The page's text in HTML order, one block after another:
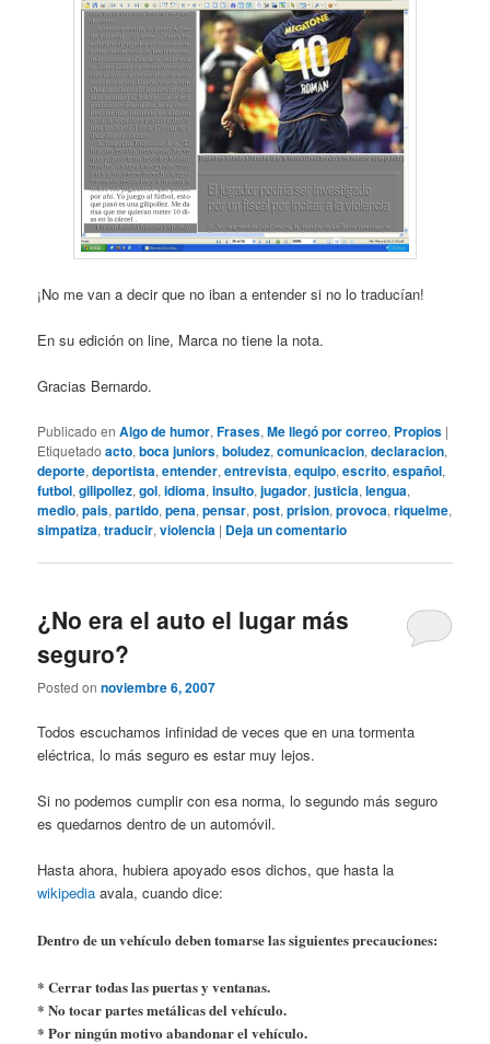
¡No me van a decir que no iban a entender si no lo traducían!
En su edición on line, Marca no tiene la nota.
Gracias Bernardo.
Publicado en Algo de humor,Frases,Me llegó por correo, Propios |
Etiquetado acto,boca juniors,boludez,comunicacion,declaracion,
deporte,deportista,entender,entrevista,equipo,escrito,español,
futbol,gilipollez,gol,idioma,insulto,jugador,justicia,lengua,
medio,pais,partido,pena,pensar,post,prision,provoca,riquelme,
simpatiza,traducir,violencia | Deja un comentario
¿No era el auto el lugar más
seguro?
Posted onnoviembre 6, 2007
Todos escuchamos infinidad de veces que en una tormenta
eléctrica, lo más seguro es estar muy lejos.
Si no podemos cumplir con esa norma, lo segundo más seguro
es quedarnos dentro de un automóvil.
Hasta ahora, hubiera apoyado esos dichos, que hasta la
wikipedia avala, cuando dice:
Dentro de un vehículo deben tomarse las siguientes precauciones:
* Cerrar todas las puertas y ventanas.
* No tocar partes metálicas del vehículo.
* Por ningún motivo abandonar el vehículo.